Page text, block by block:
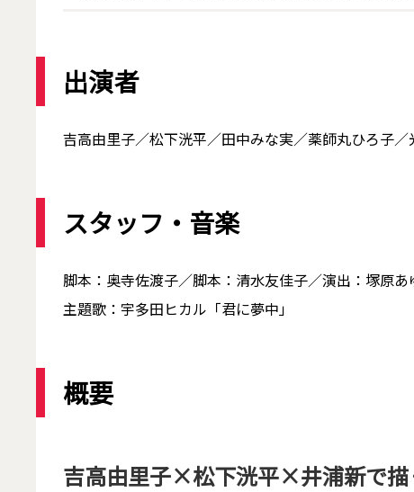
出演者
吉高由里子／松下洸平／田中みな実／薬師丸ひろ子
スタッフ・音楽
脚本：奥寺佐渡子／脚本：清水友佳子／演出：塚原
主題歌：宇多田ヒカル「君に夢中」
概要
吉高由里子×松下洸平×井浦新で描